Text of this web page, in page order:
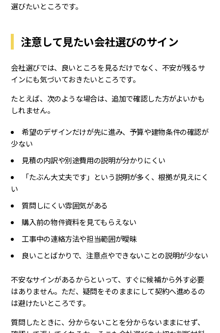
選びたいところです。
注意して見たい会社選びのサイン
会社選びでは、良いところを見るだけでなく、不安が残るサ
インにも気づいておきたいところです。
たとえば、次のような場合は、追加で確認した方がよいかも
しれません。
希望のデザインだけが先に進み、予算や建物条件の確認が
少ない
見積の内訳や別途費用の説明が分かりにくい
「たぶん大丈夫です」という説明が多く、根拠が見えにく
い
質問しにくい雰囲気がある
購入前の物件資料を見てもらえない
工事中の連絡方法や担当範囲が曖昧
良いことばかりで、注意点やできないことの説明が少ない
不安なサインがあるからといって、すぐに候補から外す必要
はありません。ただ、疑問をそのままにして契約へ進めるの
は避けたいところです。
質問したときに、分からないことを分からないままにせず、